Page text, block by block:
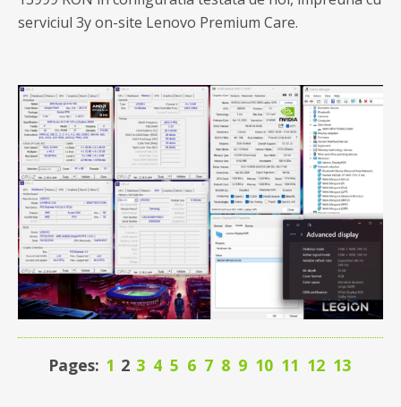
serviciul 3y on-site Lenovo Premium Care.
Pages: 1 2 3 4 5 6 7 8 9 10 11 12 13